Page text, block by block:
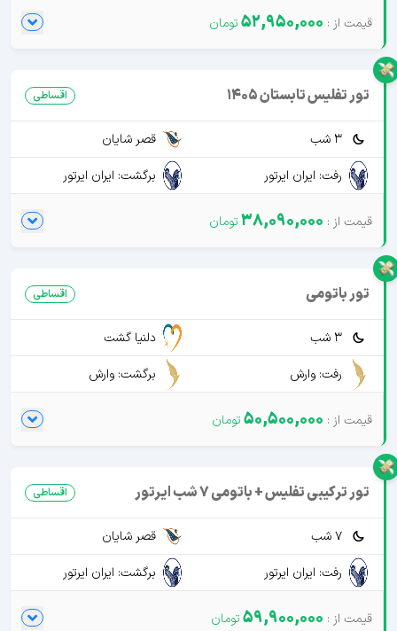
52,950,000
تور تفلیس تابستان 1405 اقساطی
3 شب
قصر شایان
رفت: ایران ایرتور
برگشت: ایران ایرتور
38,090,000
تور باتومی اقساطی
3 شب
دلنیا گشت
رفت: وارش
برگشت: وارش
50,500,000
تور ترکیبی تفلیس + باتومی 7 شب ایرتور اقساطی
7 شب
قصر شایان
رفت: ایران ایرتور
برگشت: ایران ایرتور
59,900,000